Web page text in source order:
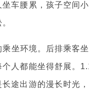
腰累，孩子空间小
环境。后排乘客坐
人都能坐得舒展。
途出游的漫长时光，